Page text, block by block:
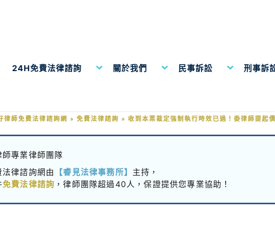
24H免費法律諮詢 關於我們 民事訴訟 刑事訴
律師免費法律諮詢網 » 免費法律諮詢 » 收到本票裁定強制執行時效已過！委律師提起
專業律師團隊
律諮詢網由
【睿見法律事務所】 主持，
免費法律諮詢 ，律師團隊超過40人，保證提供您專業協助！